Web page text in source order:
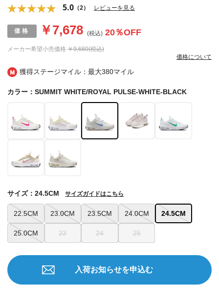
獲得ステージマイル：最大380マイル
5.0 （2） レビューを見る
メーカー希望小売価格 ￥9,680(税込)
￥7,678 (税込) 20％OFF
価格について
カラー：SUMMIT WHITE/ROYAL PULSE-WHITE-BLACK
22.5CM 23.0CM 23.5CM 24.0CM 24.5CM
25.0CM 23 24 25
サイズ：24.5CM サイズガイドはこちら
入荷お知らせを申込む